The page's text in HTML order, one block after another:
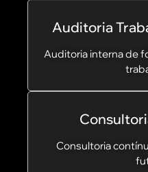
Auditoria
Auditoria interna de
Consultoria